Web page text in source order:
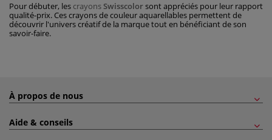
Pour débuter, les crayonsSwisscolorsont appréciés pour leur rapport
qualité-prix. Ces crayons de couleur aquarellables permettent de
découvrir l'univers créatif de la marque tout en bénéficiant de son
savoir-faire.
À propos de nous
Aide & conseils